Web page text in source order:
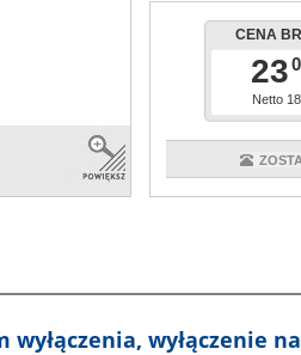
CENA
23
Netto
wyłączenie